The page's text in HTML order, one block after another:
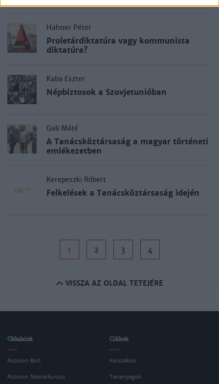
Hahner Péter
Proletárdiktatúra vagy kommunista
diktatúra?
Kaba Eszter
Népbiztosok a Szovjetunióban
Gali Máté
A Tanácsköztársaság a magyar történeti
emlékezetben
Kerepeszki Róbert
Felkelések a Tanácsköztársaság idején
1 2 3 4
VISSZA AZ OLDAL TETEJÉRE
Oldalaink
Rubicon Bolt
Rubicon Mesterkurzus
Cikkek
Korszakok
Tananyagok